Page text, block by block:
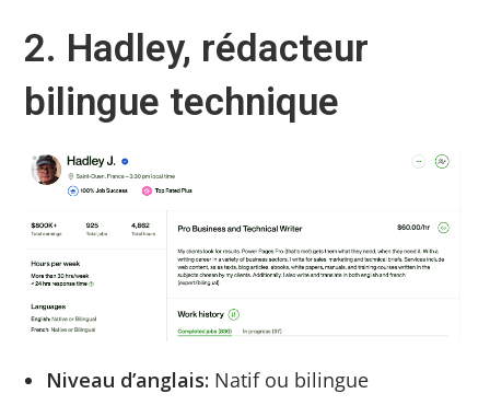
2. Hadley, rédacteur
bilingue technique
Niveau d’anglais: Natif ou bilingue